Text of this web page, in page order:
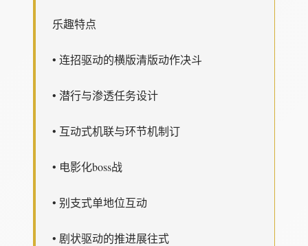
乐趣特点
• 连招驱动的横版清版动作决斗
• 潜行与渗透任务设计
• 互动式机联与环节机制订
• 电影化boss战
• 别支式单地位互动
• 剧状驱动的推进展往式